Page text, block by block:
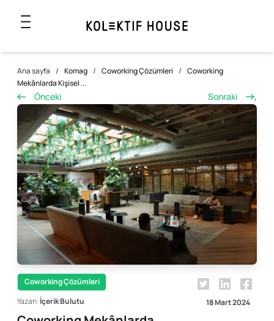
Ana sayfa / Komag / Coworking Çözümleri / Coworking
Mekânlarda Kişisel ...
Önceki Sonraki ,
Coworking Çözümleri
Yazan:İçerik Bulutu 18 Mart 2024